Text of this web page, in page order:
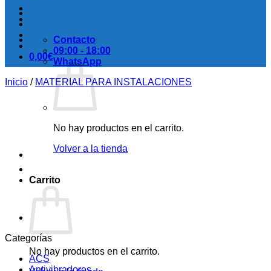
0,00€
No hay productos en el carrito.
Volver a la tienda
Carrito
No hay productos en el carrito.
Contacto
09:00 - 18:00
WhatsApp
Inicio / MATERIAL PARA INSTALACIONES
Categorías
ACS